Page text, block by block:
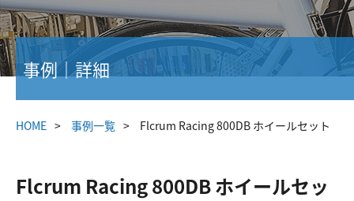
事例｜詳細
HOME 事例一覧 Flcrum Racing 800DB ホイールセット
Flcrum Racing 800DB ホイールセッ